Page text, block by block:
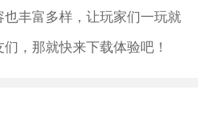
丰富多样，让玩家们一玩就
，那就快来下载体验吧！